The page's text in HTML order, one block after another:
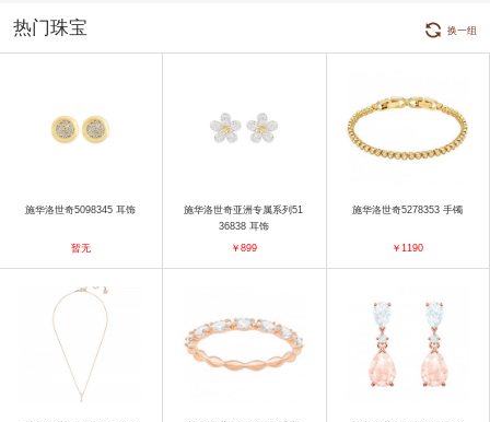
热门珠宝 换一组
施华洛世奇5098345 耳饰
暂无
施华洛世奇亚洲专属系列51
36838 耳饰
￥899
施华洛世奇5278353 手镯
￥1190